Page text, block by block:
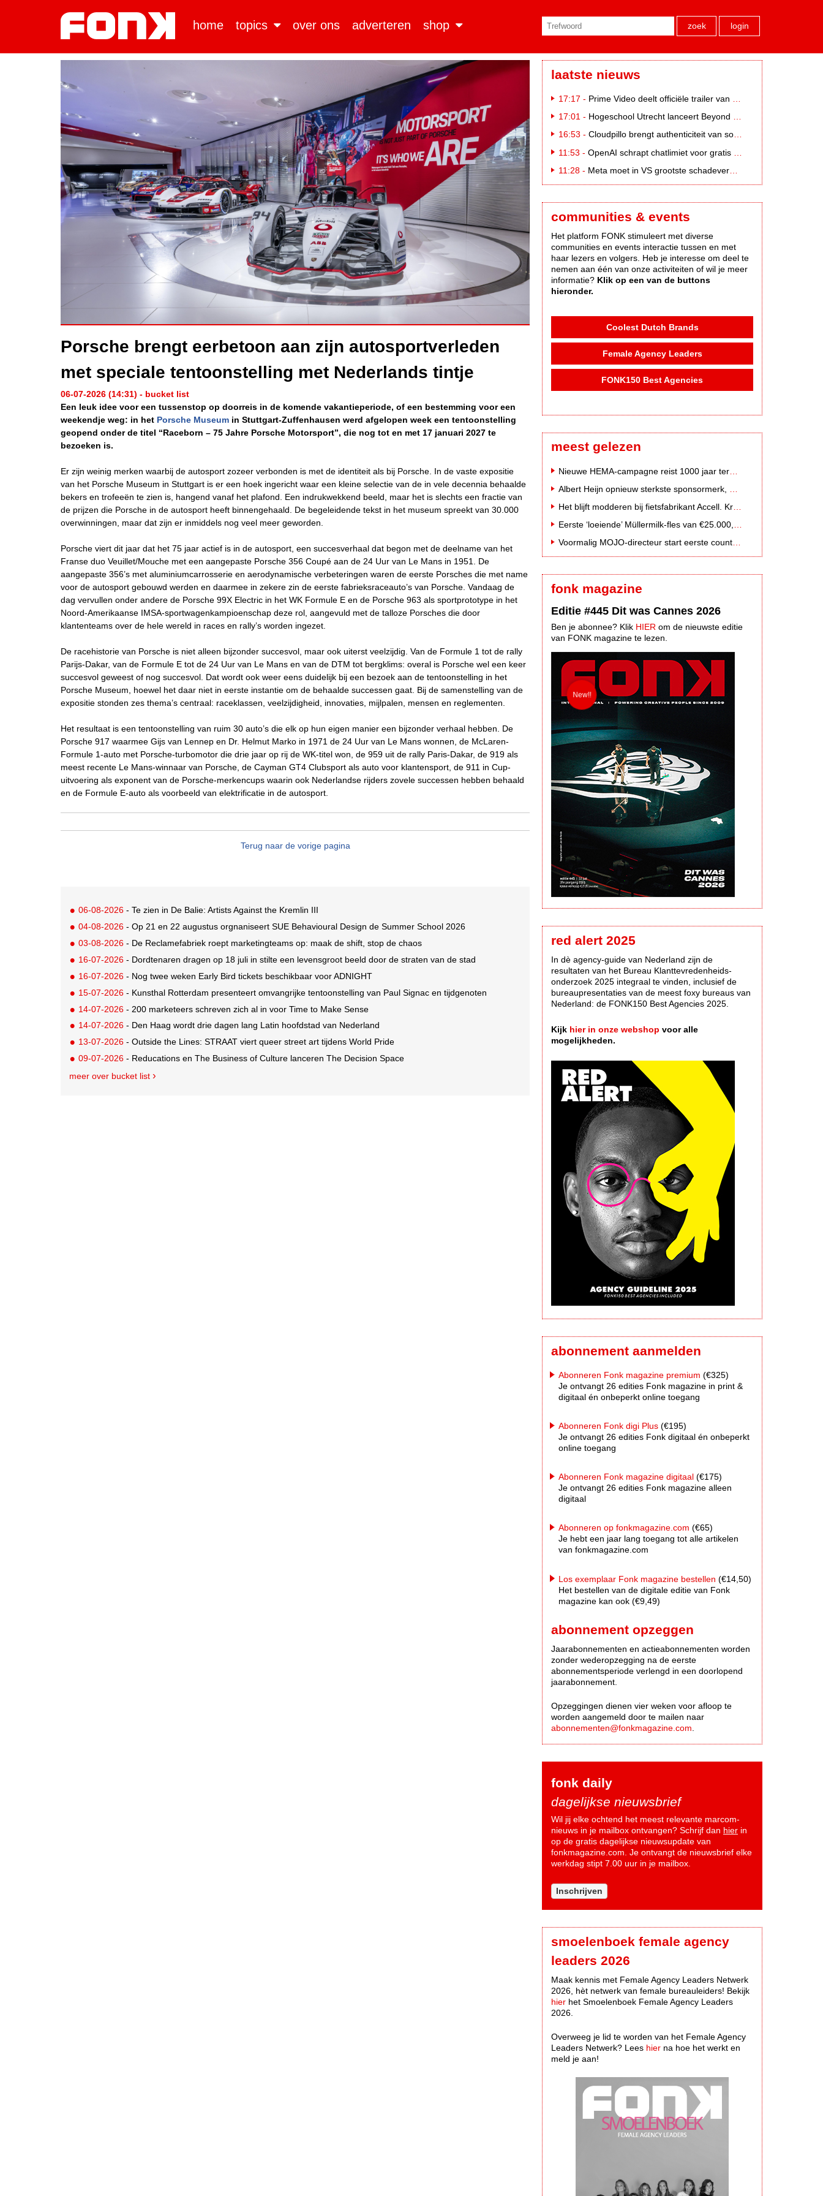
home topics over ons adverteren shop zoek login
Porsche brengt eerbetoon aan zijn autosportverleden
met speciale tentoonstelling met Nederlands tintje
06-07-2026 (14:31) - bucket list
Een leuk idee voor een tussenstop op doorreis in de komende vakantieperiode, of een bestemming voor een
weekendje weg: in het Porsche Museum in Stuttgart-Zuffenhausen werd afgelopen week een tentoonstelling
geopend onder de titel “Raceborn – 75 Jahre Porsche Motorsport”, die nog tot en met 17 januari 2027 te
bezoeken is.
Er zijn weinig merken waarbij de autosport zozeer verbonden is met de identiteit als bij Porsche. In de vaste expositie
van het Porsche Museum in Stuttgart is er een hoek ingericht waar een kleine selectie van de in vele decennia behaalde
bekers en trofeeën te zien is, hangend vanaf het plafond. Een indrukwekkend beeld, maar het is slechts een fractie van
de prijzen die Porsche in de autosport heeft binnengehaald. De begeleidende tekst in het museum spreekt van 30.000
overwinningen, maar dat zijn er inmiddels nog veel meer geworden.
Porsche viert dit jaar dat het 75 jaar actief is in de autosport, een succesverhaal dat begon met de deelname van het
Franse duo Veuillet/Mouche met een aangepaste Porsche 356 Coupé aan de 24 Uur van Le Mans in 1951. De
aangepaste 356’s met aluminiumcarrosserie en aerodynamische verbeteringen waren de eerste Porsches die met name
voor de autosport gebouwd werden en daarmee in zekere zin de eerste fabrieksraceauto’s van Porsche. Vandaag de
dag vervullen onder andere de Porsche 99X Electric in het WK Formule E en de Porsche 963 als sportprototype in het
Noord-Amerikaanse IMSA-sportwagenkampioenschap deze rol, aangevuld met de talloze Porsches die door
klantenteams over de hele wereld in races en rally’s worden ingezet.
De racehistorie van Porsche is niet alleen bijzonder succesvol, maar ook uiterst veelzijdig. Van de Formule 1 tot de rally
Parijs-Dakar, van de Formule E tot de 24 Uur van Le Mans en van de DTM tot bergklims: overal is Porsche wel een keer
succesvol geweest of nog succesvol. Dat wordt ook weer eens duidelijk bij een bezoek aan de tentoonstelling in het
Porsche Museum, hoewel het daar niet in eerste instantie om de behaalde successen gaat. Bij de samenstelling van de
expositie stonden zes thema’s centraal: raceklassen, veelzijdigheid, innovaties, mijlpalen, mensen en reglementen.
Het resultaat is een tentoonstelling van ruim 30 auto’s die elk op hun eigen manier een bijzonder verhaal hebben. De
Porsche 917 waarmee Gijs van Lennep en Dr. Helmut Marko in 1971 de 24 Uur van Le Mans wonnen, de McLaren-
Formule 1-auto met Porsche-turbomotor die drie jaar op rij de WK-titel won, de 959 uit de rally Paris-Dakar, de 919 als
meest recente Le Mans-winnaar van Porsche, de Cayman GT4 Clubsport als auto voor klantensport, de 911 in Cup-
uitvoering als exponent van de Porsche-merkencups waarin ook Nederlandse rijders zovele successen hebben behaald
en de Formule E-auto als voorbeeld van elektrificatie in de autosport.
Terug naar de vorige pagina
06-08-2026 - Te zien in De Balie: Artists Against the Kremlin III
04-08-2026 - Op 21 en 22 augustus orgnaniseert SUE Behavioural Design de Summer School 2026
03-08-2026 - De Reclamefabriek roept marketingteams op: maak de shift, stop de chaos
16-07-2026 - Dordtenaren dragen op 18 juli in stilte een levensgroot beeld door de straten van de stad
16-07-2026 - Nog twee weken Early Bird tickets beschikbaar voor ADNIGHT
15-07-2026 - Kunsthal Rotterdam presenteert omvangrijke tentoonstelling van Paul Signac en tijdgenoten
14-07-2026 - 200 marketeers schreven zich al in voor Time to Make Sense
14-07-2026 - Den Haag wordt drie dagen lang Latin hoofdstad van Nederland
13-07-2026 - Outside the Lines: STRAAT viert queer street art tijdens World Pride
09-07-2026 - Reducations en The Business of Culture lanceren The Decision Space
meer over bucket list
laatste nieuws
17:17 - Prime Video deelt officiële trailer van L*VE KLEINE
17:01 - Hogeschool Utrecht lanceert Beyond Campus binnen International Creative Business
16:53 - Cloudpillo brengt authenticiteit van social naar tv
11:53 - OpenAI schrapt chatlimiet voor gratis ChatGPT-gebruikers
11:28 - Meta moet in VS grootste schadevergoeding ooit betalen: 567 miljoen dollar
communities & events
Het platform FONK stimuleert met diverse
communities en events interactie tussen en met
haar lezers en volgers. Heb je interesse om deel te
nemen aan één van onze activiteiten of wil je meer
informatie? Klik op een van de buttons
hieronder.
Coolest Dutch Brands
Female Agency Leaders
FONK150 Best Agencies
meest gelezen
Voormalig MOJO-directeur start eerste country radiozender van Nederland
fonk magazine
Editie #445 Dit was Cannes 2026
Ben je abonnee? Klik HIER om de nieuwste editie
van FONK magazine te lezen.
red alert 2025
In dè agency-guide van Nederland zijn de
resultaten van het Bureau Klanttevredenheids-
onderzoek 2025 integraal te vinden, inclusief de
bureaupresentaties van de meest foxy bureaus van
Nederland: de FONK150 Best Agencies 2025.
Kijk hier in onze webshop voor alle
mogelijkheden.
abonnement aanmelden
Abonneren Fonk magazine premium (€325)
Je ontvangt 26 edities Fonk magazine in print &
digitaal én onbeperkt online toegang
Abonneren Fonk digi Plus (€195)
Je ontvangt 26 edities Fonk digitaal én onbeperkt
online toegang
Abonneren Fonk magazine digitaal (€175)
Je ontvangt 26 edities Fonk magazine alleen
digitaal
Abonneren op fonkmagazine.com (€65)
Je hebt een jaar lang toegang tot alle artikelen
van fonkmagazine.com
Los exemplaar Fonk magazine bestellen (€14,50)
Het bestellen van de digitale editie van Fonk
magazine kan ook (€9,49)
abonnement opzeggen
Jaarabonnementen en actieabonnementen worden
zonder wederopzegging na de eerste
abonnementsperiode verlengd in een doorlopend
jaarabonnement.
Opzeggingen dienen vier weken voor afloop te
worden aangemeld door te mailen naar
abonnementen@fonkmagazine.com
fonk daily
dagelijkse nieuwsbrief
Wil jij elke ochtend het meest relevante marcom-
nieuws in je mailbox ontvangen? Schrijf dan hier in
op de gratis dagelijkse nieuwsupdate van
fonkmagazine.com. Je ontvangt de nieuwsbrief elke
werkdag stipt 7.00 uur in je mailbox.
Inschrijven
smoelenboek female agency
leaders 2026
Maak kennis met Female Agency Leaders Netwerk
2026, hèt netwerk van female bureauleiders! Bekijk
hier het Smoelenboek Female Agency Leaders
2026.
Overweeg je lid te worden van het Female Agency
Leaders Netwerk? Lees hier na hoe het werkt en
meld je aan!